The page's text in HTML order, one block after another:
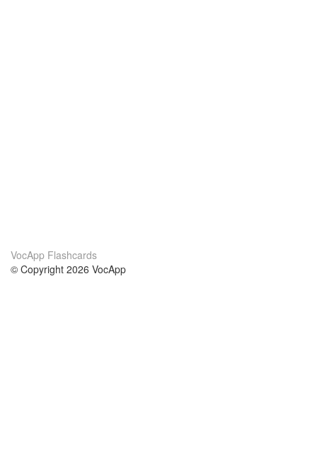
VocApp Flashcards
© Copyright 2026 VocApp